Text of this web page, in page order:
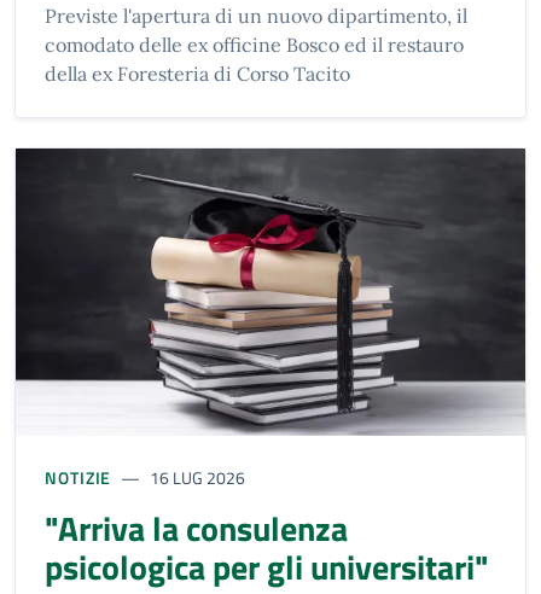
Previste l'apertura di un nuovo dipartimento, il
comodato delle ex officine Bosco ed il restauro
della ex Foresteria di Corso Tacito
NOTIZIE 16 LUG 2026
"Arriva la consulenza
psicologica per gli universitari"